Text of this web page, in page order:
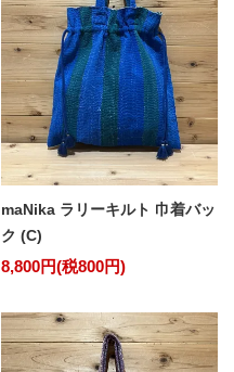
maNika ラリーキルト 巾着バッ
ク (C)
8,800円(税800円)